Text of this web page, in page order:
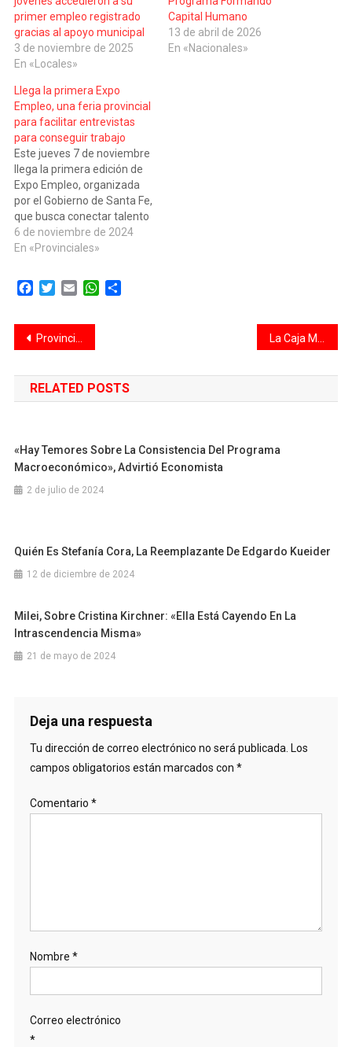
primer empleo registrado
gracias al apoyo municipal
3 de noviembre de 2025
En «Locales»
Capital Humano
13 de abril de 2026
En «Nacionales»
Llega la primera Expo
Empleo, una feria provincial
para facilitar entrevistas
para conseguir trabajo
Este jueves 7 de noviembre
llega la primera edición de
Expo Empleo, organizada
por el Gobierno de Santa Fe,
que busca conectar talento
con oportunidades
laborales para los
un solo lugar más de 100
empresas y más de 1000
activas. En concreto, se
trata de…
6 de noviembre de 2024
En «Provinciales»
Facebook
TwitterEmail WhatsApp
Navegación
de
entradas
Provincia publicó el Decreto de Convocatoria a Elecciones 2025
RELATED POSTS
«Hay Temores Sobre La Consistencia Del Programa
Macroeconómico», Advirtió Economista
2 de julio de 2024
Quién Es Stefanía Cora, La Reemplazante De Edgardo Kueider
12 de diciembre de 2024
Milei, Sobre Cristina Kirchner: «Ella Está Cayendo En La
Intrascendencia Misma»
21 de mayo de 2024
Deja una respuesta
Tu dirección de correo electrónico no será publicada. Los
campos obligatorios están marcados con *
Comentario *
Nombre *
Correo electrónico
*